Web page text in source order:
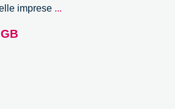
imprese ...